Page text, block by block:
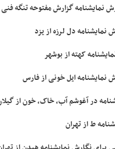
نمایشنامه گزارش مفتوحه تنگه فنی
دل لرزه از یزد
کهته از بوشهر
نمایشنامه ایل خونی از فارس
در آغوشم آب، خاک، خون از
ط از تهران